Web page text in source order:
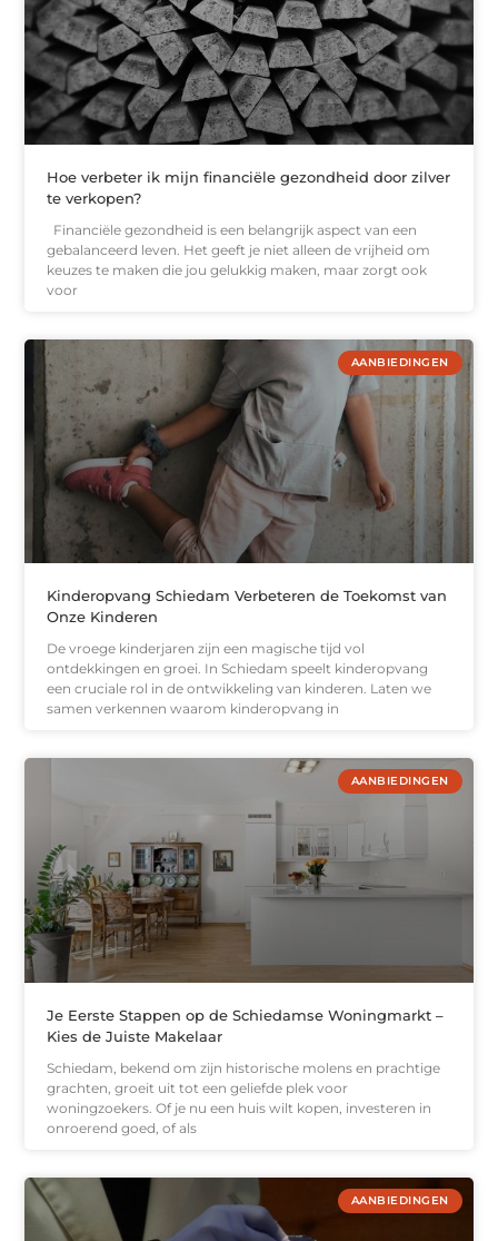
Hoe verbeter ik mijn financiële gezondheid door zilver
te verkopen?
Financiële gezondheid is een belangrijk aspect van een
gebalanceerd leven. Het geeft je niet alleen de vrijheid om
keuzes te maken die jou gelukkig maken, maar zorgt ook
voor
AANBIEDINGEN
Kinderopvang Schiedam Verbeteren de Toekomst van
Onze Kinderen
De vroege kinderjaren zijn een magische tijd vol
ontdekkingen en groei. In Schiedam speelt kinderopvang
een cruciale rol in de ontwikkeling van kinderen. Laten we
samen verkennen waarom kinderopvang in
AANBIEDINGEN
Je Eerste Stappen op de Schiedamse Woningmarkt –
Kies de Juiste Makelaar
Schiedam, bekend om zijn historische molens en prachtige
grachten, groeit uit tot een geliefde plek voor
woningzoekers. Of je nu een huis wilt kopen, investeren in
onroerend goed, of als
AANBIEDINGEN